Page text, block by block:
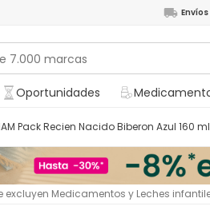
Oportunidades
MAM Pack Recien Nacido Biberon Azul 160
excluyen Medicamentos y Leches